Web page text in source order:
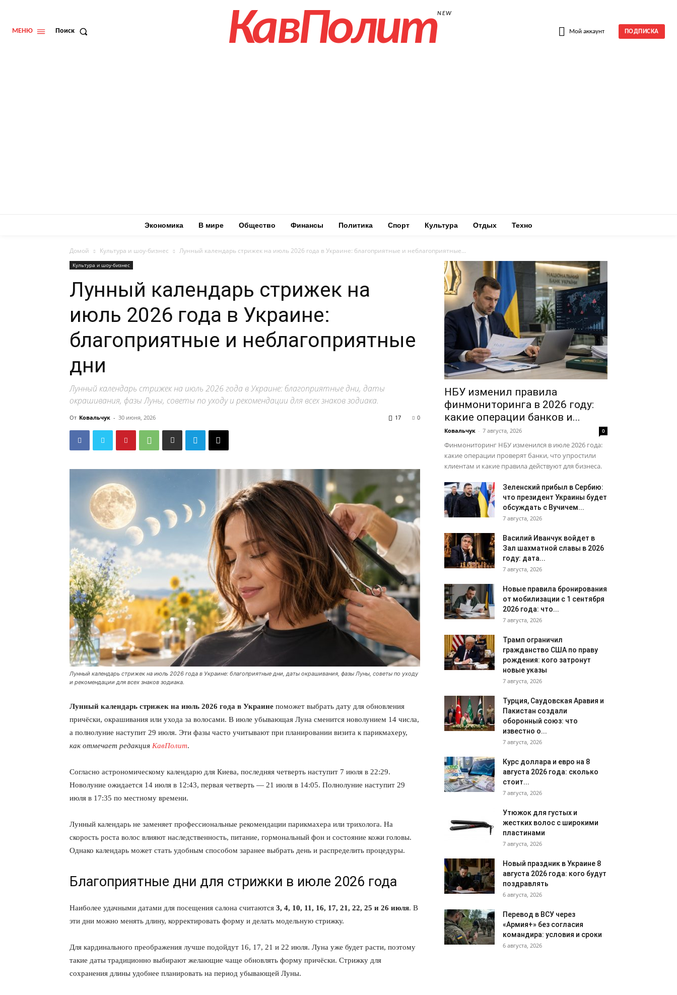
МЕНЮ Поиск КавПолитNEW
Мой аккаунт ПОДПИСКА
Экономика В мире Общество Финансы Политика Спорт Культура Отдых Техно
Домой Культура и шоу-бизнес Лунный календарь стрижек на июль 2026 года в Украине: благоприятные и неблагоприятные...
Культура и шоу-бизнес
Лунный календарь стрижек на
июль 2026 года в Украине:
благоприятные и неблагоприятные
дни
Лунный календарь стрижек на июль 2026 года в Украине: благоприятные дни, даты
окрашивания, фазы Луны, советы по уходу и рекомендации для всех знаков зодиака.
От Ковальчук - 30 июня, 2026 0
17
Лунный календарь стрижек на июль 2026 года в Украине: благоприятные дни, даты окрашивания, фазы Луны, советы по уходу
и рекомендации для всех знаков зодиака.
Лунный календарь стрижек на июль 2026 года в Украине поможет выбрать дату для обновления
причёски, окрашивания или ухода за волосами. В июле убывающая Луна сменится новолунием 14 числа,
а полнолуние наступит 29 июля. Эти фазы часто учитывают при планировании визита к парикмахеру,
как отмечает редакция КавПолит.
Согласно астрономическому календарю для Киева, последняя четверть наступит 7 июля в 22:29.
Новолуние ожидается 14 июля в 12:43, первая четверть — 21 июля в 14:05. Полнолуние наступит 29
июля в 17:35 по местному времени.
Лунный календарь не заменяет профессиональные рекомендации парикмахера или трихолога. На
скорость роста волос влияют наследственность, питание, гормональный фон и состояние кожи головы.
Однако календарь может стать удобным способом заранее выбрать день и распределить процедуры.
Благоприятные дни для стрижки в июле 2026 года
Наиболее удачными датами для посещения салона считаются 3, 4, 10, 11, 16, 17, 21, 22, 25 и 26 июля. В
эти дни можно менять длину, корректировать форму и делать модельную стрижку.
Для кардинального преображения лучше подойдут 16, 17, 21 и 22 июля. Луна уже будет расти, поэтому
такие даты традиционно выбирают желающие чаще обновлять форму причёски. Стрижку для
сохранения длины удобнее планировать на период убывающей Луны.
НБУ изменил правила
финмониторинга в 2026 году:
какие операции банков и...
Ковальчук - 7 августа, 2026 0
Финмониторинг НБУ изменился в июле 2026 года:
какие операции проверят банки, что упростили
клиентам и какие правила действуют для бизнеса.
Зеленский прибыл в Сербию:
что президент Украины будет
обсуждать с Вучичем...
7 августа, 2026
Василий Иванчук войдет в
Зал шахматной славы в 2026
году: дата...
7 августа, 2026
Новые правила бронирования
от мобилизации с 1 сентября
2026 года: что...
7 августа, 2026
Трамп ограничил
гражданство США по праву
рождения: кого затронут
новые указы
7 августа, 2026
Турция, Саудовская Аравия и
Пакистан создали
оборонный союз: что
известно о...
7 августа, 2026
Курс доллара и евро на 8
августа 2026 года: сколько
стоит...
7 августа, 2026
Утюжок для густых и
жестких волос с широкими
пластинами
7 августа, 2026
Новый праздник в Украине 8
августа 2026 года: кого будут
поздравлять
6 августа, 2026
Перевод в ВСУ через
«Армия+» без согласия
командира: условия и сроки
6 августа, 2026